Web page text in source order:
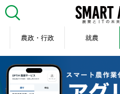
農政・行政 就農